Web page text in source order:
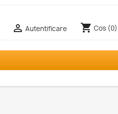
 Autentificare shopping_cart Cos (0)